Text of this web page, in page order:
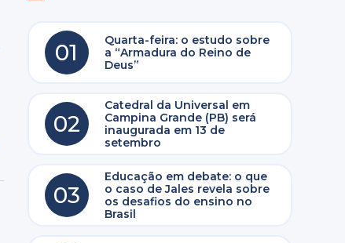
01
Quarta-feira: o estudo sobre
a “Armadura do Reino de
Deus”
02
Catedral da Universal em
Campina Grande (PB) será
inaugurada em 13 de
setembro
03
Educação em debate: o que
o caso de Jales revela sobre
os desafios do ensino no
Brasil